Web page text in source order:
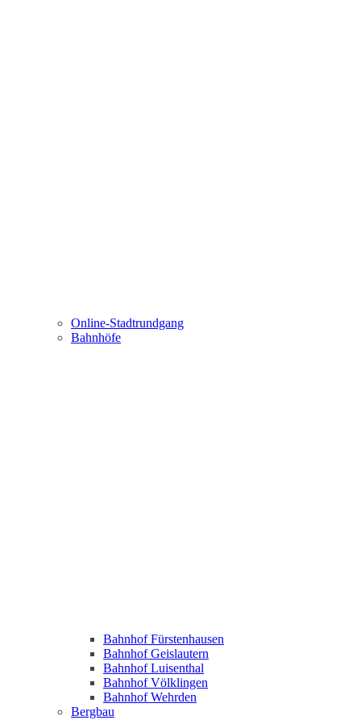
Online-Stadtrundgang
Bahnhöfe
Bahnhof Fürstenhausen
Bahnhof Geislautern
Bahnhof Luisenthal
Bahnhof Völklingen
Bahnhof Wehrden
Bergbau